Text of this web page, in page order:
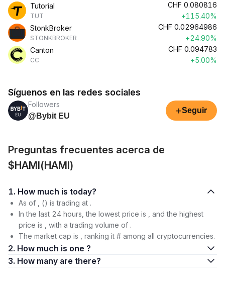
Tutorial
TUT
CHF 0.080816
+115.40%
StonkBroker
STONKBROKER
CHF 0.02964986
+24.90%
Canton
CC
CHF 0.094783
+5.00%
Síguenos en las redes sociales
Followers
@Bybit EU
+Seguir
Preguntas frecuentes acerca de
$HAMI(HAMI)
1. How much is today?
As of , () is trading at .
In the last 24 hours, the lowest price is , and the highest
price is , with a trading volume of .
The market cap is , ranking it # among all cryptocurrencies.
2. How much is one ?
3. How many are there?